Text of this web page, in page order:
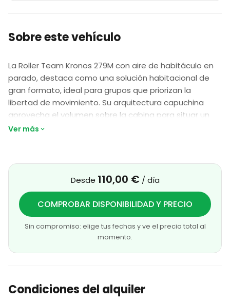
Sobre este vehículo
La Roller Team Kronos 279M con aire de habitáculo en
parado, destaca como una solución habitacional de
gran formato, ideal para grupos que priorizan la
libertad de movimiento. Su arquitectura capuchina
aprovecha el volumen sobre la cabina para situar un
dormitorio fijo, optimizando así la zona social inferior. En
personas descansen con total independencia.
Bajo esta estancia se encuentra un garaje de
dimensiones extraordinarias, diseñado para custodiar
desde motocicletas hasta equipamiento deportivo
voluminoso. Es un vehículo equilibrado y resistente,
concebido para ofrecer una autonomía plena a toda la
familia en cualquier destino.
Ver más
Desde 110,00 € / día
COMPROBAR DISPONIBILIDAD Y PRECIO
Sin compromiso: elige tus fechas y ve el precio total al
momento.
Condiciones del alquiler